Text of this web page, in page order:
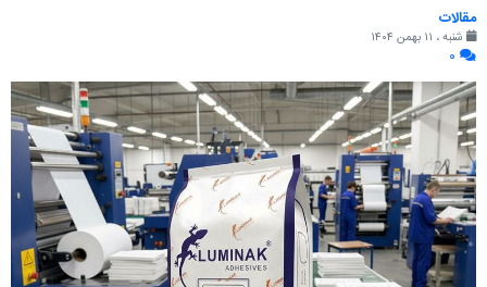
مقالات
شنبه ، ۱۱ بهمن ۱۴۰۴
۰